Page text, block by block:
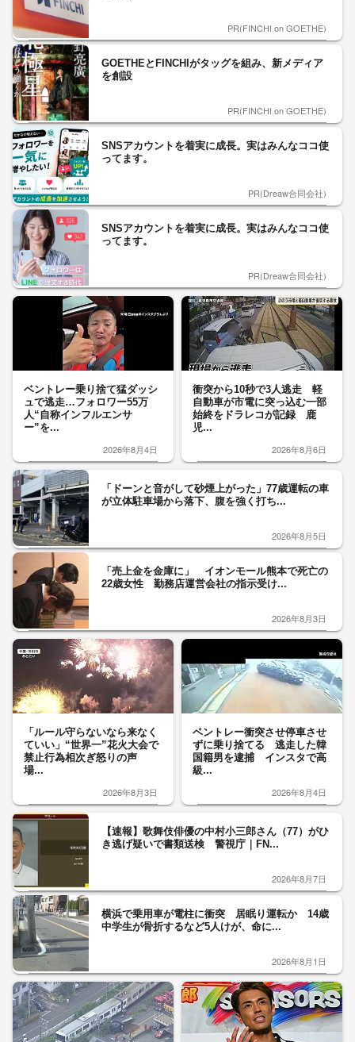
PR(FINCHI on GOETHE)
GOETHEとFINCHIがタッグを組み、新メディア
を創設
PR(FINCHI on GOETHE)
SNSアカウントを着実に成長。実はみんなココ使
ってます。
PR(Dreaw合同会社)
SNSアカウントを着実に成長。実はみんなココ使
ってます。
PR(Dreaw合同会社)
ベントレー乗り捨て猛ダッシ
ュで逃走…フォロワー55万
人“自称インフルエンサ
ー”を...
2026年8月4日
衝突から10秒で3人逃走 軽
自動車が市電に突っ込む一部
始終をドラレコが記録 鹿
児...
2026年8月6日
「ドーンと音がして砂煙上がった」77歳運転の車
が立体駐車場から落下、腹を強く打ち...
2026年8月5日
「売上金を金庫に」 イオンモール熊本で死亡の
22歳女性 勤務店運営会社の指示受け...
2026年8月3日
「ルール守らないなら来なく
ていい」“世界一”花火大会で
禁止行為相次ぎ怒りの声
場...
2026年8月3日
ベントレー衝突させ停車させ
ずに乗り捨てる 逃走した韓
国籍男を逮捕 インスタで高
級...
2026年8月4日
【速報】歌舞伎俳優の中村小三郎さん（77）がひ
き逃げ疑いで書類送検 警視庁｜FN...
2026年8月7日
横浜で乗用車が電柱に衝突 居眠り運転か 14歳
中学生が骨折するなど5人けが、命に...
2026年8月1日